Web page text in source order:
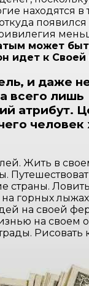
находятся в
может
идет к
и даже
всего лишь
атрибут.
человек
Жить в
страны.
на горных
на своей
на своем
Рисовать